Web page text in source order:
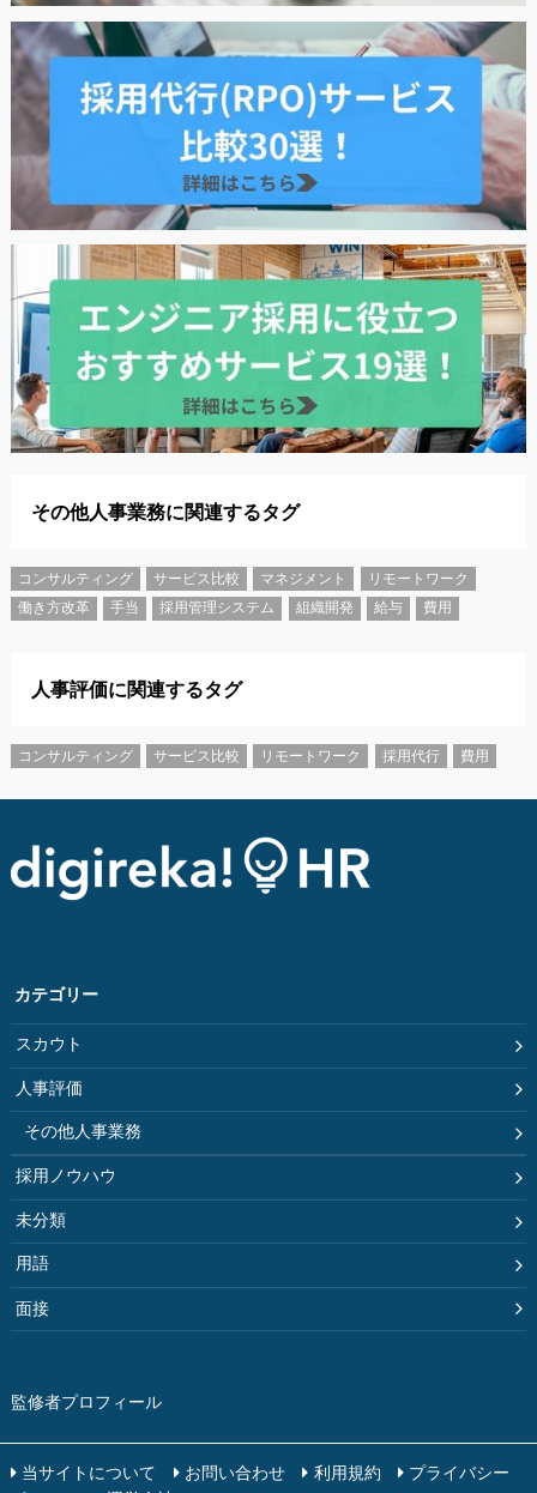
その他人事業務に関連するタグ
コンサルティング サービス比較 マネジメント リモートワーク
働き方改革 手当 採用管理システム 組織開発 給与 費用
人事評価に関連するタグ
コンサルティング サービス比較 リモートワーク 採用代行 費用
カテゴリー
スカウト
人事評価
その他人事業務
採用ノウハウ
未分類
用語
面接
監修者プロフィール
当サイトについて お問い合わせ 利用規約
プライバシー